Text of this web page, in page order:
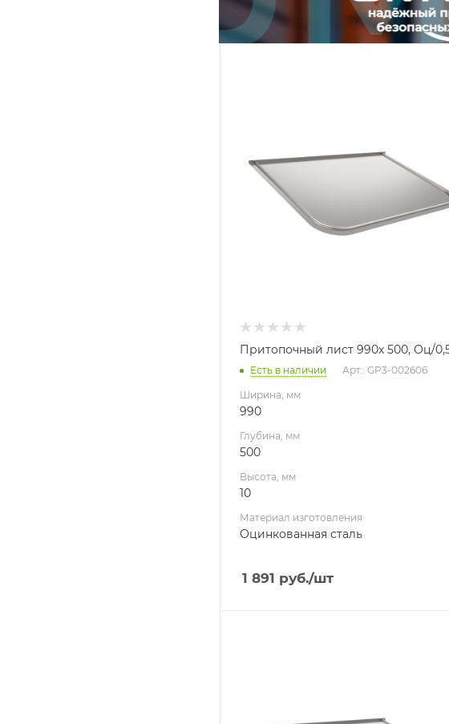
10
Материал изготовления
Оцинкованная сталь
Производитель
Притопочный лист 990х 500, Оц/
Есть в наличии Арт.: GP3-002606
Ширина, мм
990
Глубина, мм
500
Высота, мм
10
Материал изготовления
Оцинкованная сталь
1 891 руб./шт